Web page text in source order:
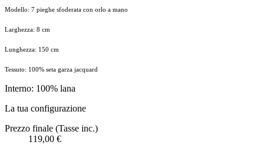
Modello: 7 pieghe sfoderata con orlo a mano
Larghezza: 8 cm
Lunghezza: 150 cm
Tessuto: 100% seta garza jacquard
Interno: 100% lana
La tua configurazione
Prezzo finale (Tasse inc.)
119,00 €